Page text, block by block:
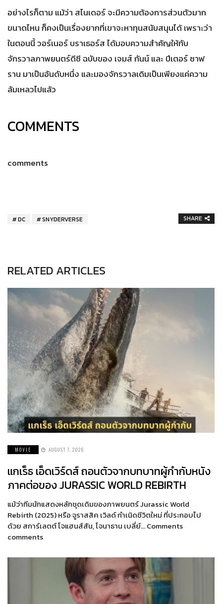
อย่างไรก็ตาม แม้ว่า สไนเดอร์ จะมีความต้องการส่วนตัวมาก
ขนาดไหน ก็คงเป็นเรื่องยากที่เขาจะหาทุนสนับสนุนได้ เพราะว่า
ในตอนนี้ วอร์เนอร์ บราเธอร์ส ได้มอบความสำคัญให้กับ
จักรวาลภาพยนตร์ดีซี ฉบับของ เจมส์ กันน์ และ ปีเตอร์ ซาฟ
ราน มาเป็นอันดับหนึ่ง และมองจักรวาลเดิมเป็นเพียงแค่ความ
ล้มเหลวไปแล้ว
COMMENTS
comments
DC SNYDERVERSE SHARE
RELATED ARTICLES
MOVIE AUGUST 7, 2026
แกเร็ธ เอ็ดเวิร์ดส์ ถอนตัวจากบทบาทผู้กำกับหนัง
ภาคต่อของ JURASSIC WORLD REBIRTH
แม้ว่าทีมนักแสดงหลักชุดเดิมของภาพยนตร์ Jurassic World
Rebirth (2025) หรือ จูราสสิค เวิลด์ กำเนิดชีวิตใหม่ ที่ประกอบไป
ด้วย สการ์เลตต์ โจแฮนส์สัน, โจนาธาน เบลี่ย์… Comments
comments